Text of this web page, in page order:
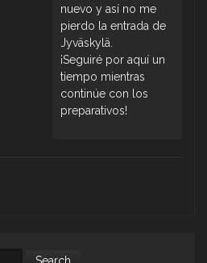
nuevo y así no me
pierdo la entrada de
Jyväskylä.
¡Seguiré por aquí un
tiempo mientras
continúe con los
preparativos!